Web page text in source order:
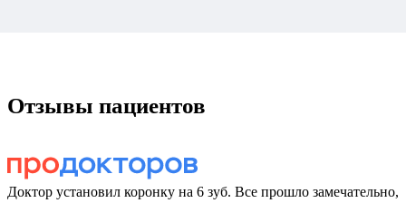
Отзывы пациентов
Доктор установил коронку на 6 зуб. Все прошло замечательно,